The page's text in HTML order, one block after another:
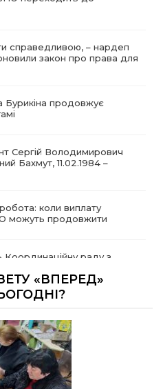
справедливою, – нардеп
закон про права для
Бурикіна продовжує
Сергій Володимирович
Бахмут, 11.02.1984 –
коли виплату
можуть продовжити
Координаційну раду з
у Музеї роботів
«ВПЕРЕД»